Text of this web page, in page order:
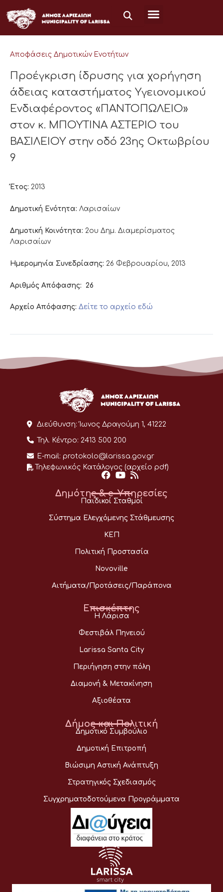
στο
περιεχόμενο
Αποφάσεις Δημοτικών Ενοτήτων
Προέγκριση ίδρυσης για χορήγηση
άδειας καταστήματος Υγειονομικού
Ενδιαφέροντος «ΠΑΝΤΟΠΩΛΕΙΟ»
στον κ. ΜΠΟΥΤΙΝΑ ΑΣΤΕΡΙΟ του
ΒΑΣΙΛΕΙΟΥ στην οδό 23ης Οκτωβρίου
9
Έτος: 2013
Δημοτική Ενότητα: Λαρισαίων
Δημοτική Κοινότητα: 2ου Δημ. Διαμερίσματος
Λαρισαίων
Ημερομηνία Συνεδρίασης: 26 Φεβρουαρίου, 2013
Αριθμός Απόφασης: 26
Αρχείο Απόφασης: Δείτε το αρχείο εδώ
Διεύθυνση: Ίωνος Δραγούμη 1, 41222
Τηλ. Κέντρο: 2413 500 200
E-mail: protokolo@larissa.gov.gr
Τηλεφωνικός Κατάλογος (αρχείο pdf)
Δημότης & e-Υπηρεσίες
Παιδικοί Σταθμοί
Σύστημα Ελεγχόμενης Στάθμευσης
ΚΕΠ
Πολιτική Προστασία
Novoville
Αιτήματα/Προτάσεις/Παράπονα
Επισκέπτης
Η Λάρισα
Φεστιβάλ Πηνειού
Larissa Santa City
Περιήγηση στην πόλη
Διαμονή & Μετακίνηση
Αξιοθέατα
Δήμος και Πολιτική
Δημοτικό Συμβούλιο
Δημοτική Επιτροπή
Βιώσιμη Αστική Ανάπτυξη
Στρατηγικός Σχεδιασμός
Συγχρηματοδοτούμενα Προγράμματα